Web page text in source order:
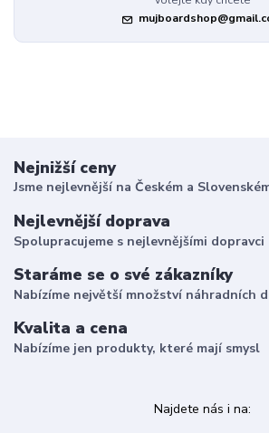
Nejnižší ceny
Jsme nejlevnější na Českém a
Nejlevnější doprava
Spolupracujeme s nejlevnějšími dopravci
Staráme se o své zákazníky
Nabízíme největší množství náhradních
Kvalita a cena
Nabízíme jen produkty, které mají smysl
Najdete nás i na: